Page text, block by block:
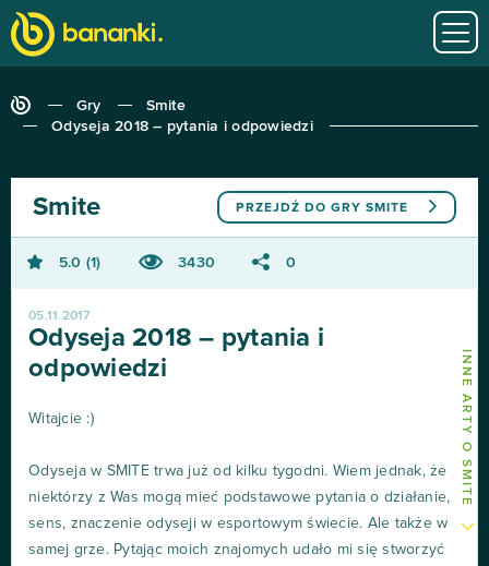
Gry
Smite
Odyseja 2018 – pytania i odpowiedzi
INNE ARTY O SMITE
PRZEJDŹ DO GRY SMITE
Smite
5.0 1 3430 0
05.11.2017
Odyseja 2018 – pytania i
odpowiedzi
Witajcie :)
Odyseja w SMITE trwa już od kilku tygodni. Wiem jednak, że
niektórzy z Was mogą mieć podstawowe pytania o działanie,
sens, znaczenie odyseji w esportowym świecie. Ale także w
samej grze. Pytając moich znajomych udało mi się stworzyć